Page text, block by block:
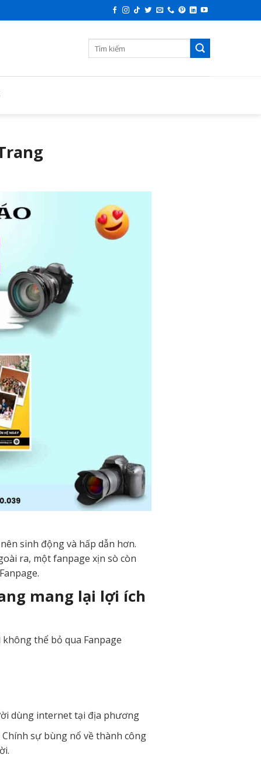
sinh động và hấp dẫn hơn.
ra, một fanpage xịn sò còn
mang lại lợi ích
thể bỏ qua Fanpage
dùng internet tại địa phương
sự bùng nổ về thành công